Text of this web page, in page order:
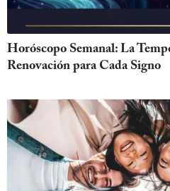
Horóscopo Semanal: La
Renovación para Cada Signo